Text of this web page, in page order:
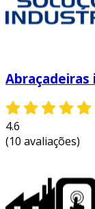
4.6
(10 avaliações)